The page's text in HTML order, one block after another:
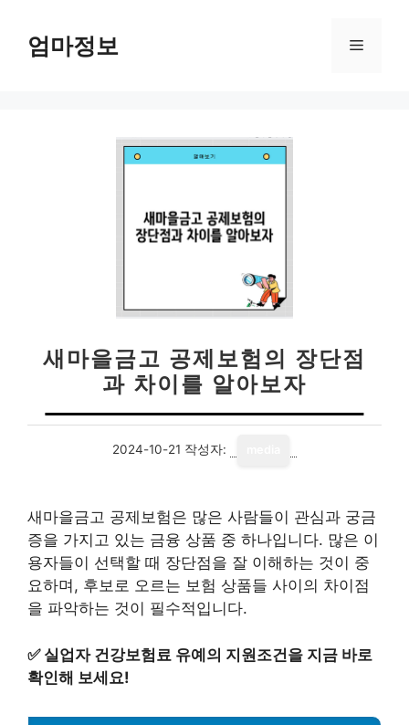
엄마정보 메
새마을금고 공제보험의 장단점
과 차이를 알아보자
2024-10-21 작성자:
새마을금고 공제보험은 많은 사람들이 관심과 궁금
증을 가지고 있는 금융 상품 중 하나입니다. 많은 이
용자들이 선택할 때 장단점을 잘 이해하는 것이 중
요하며, 후보로 오르는 보험 상품들 사이의 차이점
을 파악하는 것이 필수적입니다.
✅ 실업자 건강보험료 유예의 지원조건을 지금 바로
확인해 보세요!